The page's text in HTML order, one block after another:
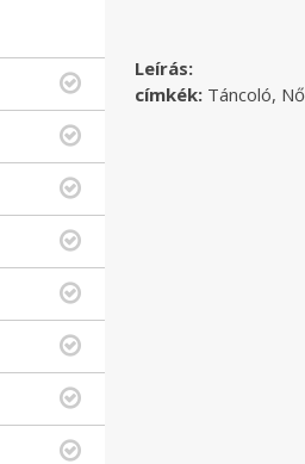
Leírás:
címkék: Táncoló,